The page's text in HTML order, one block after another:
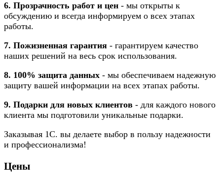
6. Прозрачность работ и цен - мы открыты к
обсуждению и всегда информируем о всех этапах
работы.
7. Пожизненная гарантия - гарантируем качество
наших решений на весь срок использования.
8. 100% защита данных - мы обеспечиваем надежную
защиту вашей информации на всех этапах работы.
9. Подарки для новых клиентов - для каждого нового
клиента мы подготовили уникальные подарки.
Заказывая 1С. вы делаете выбор в пользу надежности
и профессионализма!
Цены